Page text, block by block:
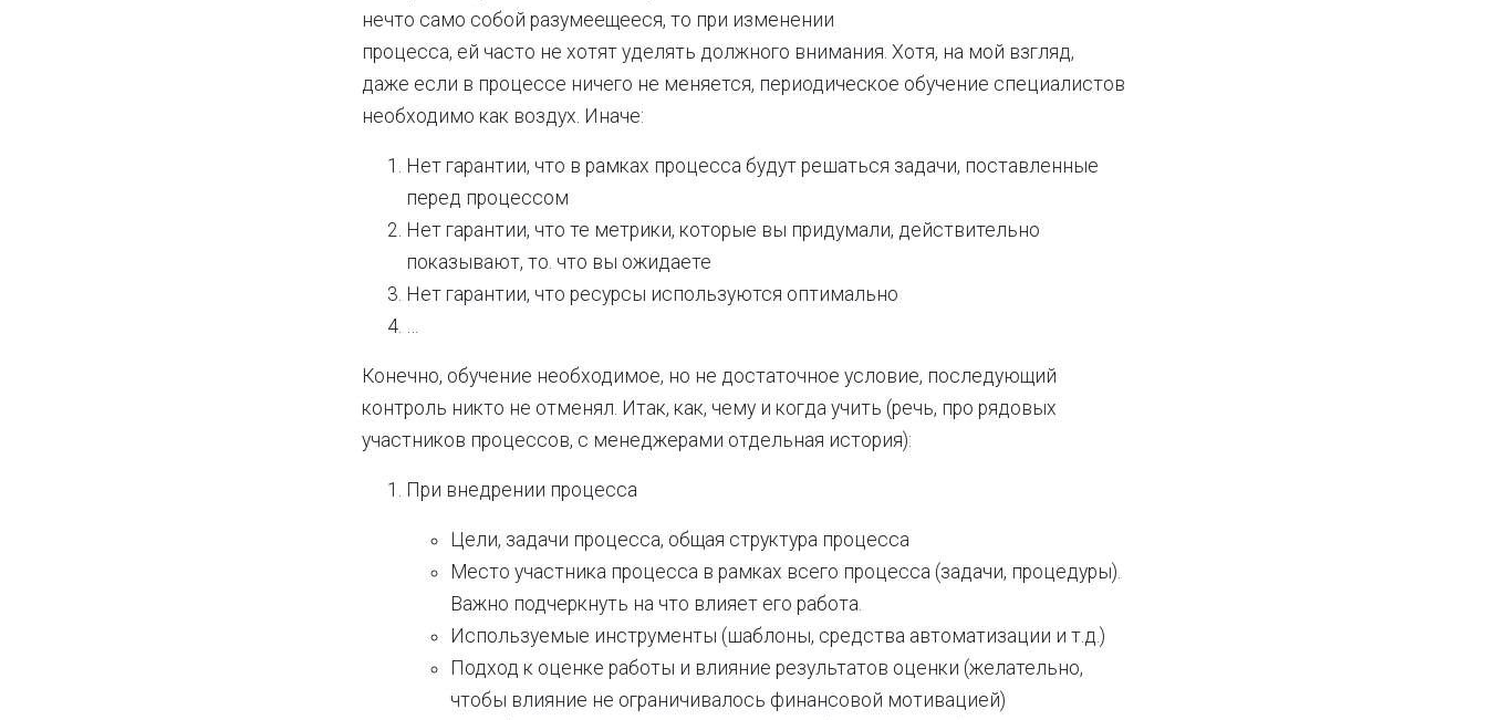
нечто само собой разумеещееся, то при изменении
процесса, ей часто не хотят уделять должного внимания. Хотя, на мой взгляд,
даже если в процессе ничего не меняется, периодическое обучение специалистов
необходимо как воздух. Иначе:
Нет гарантии, что в рамках процесса будут решаться задачи, поставленные
перед процессом
Нет гарантии, что те метрики, которые вы придумали, действительно
показывают, то. что вы ожидаете
Нет гарантии, что ресурсы используются оптимально
…
Конечно, обучение необходимое, но не достаточное условие, последующий
контроль никто не отменял. Итак, как, чему и когда учить (речь, про рядовых
участников процессов, с менеджерами отдельная история):
При внедрении процесса
Цели, задачи процесса, общая структура процесса
Место участника процесса в рамках всего процесса (задачи, процедуры).
Важно подчеркнуть на что влияет его работа.
Используемые инструменты (шаблоны, средства автоматизации и т.д.)
Подход к оценке работы и влияние результатов оценки (желательно,
чтобы влияние не ограничивалось финансовой мотивацией)